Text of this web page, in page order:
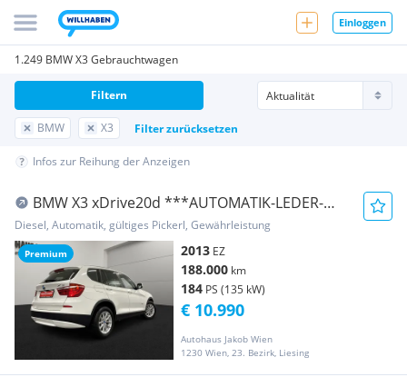
Einloggen
1.249 BMW X3 Gebrauchtwagen
BMW X3 Filter zurücksetzen
Filtern
Infos zur Reihung der Anzeigen
Premium
BMW X3 xDrive20d ***AUTOMATIK-LEDER-
TEMPOMAT-PDC***...
Diesel, Automatik, gültiges Pickerl, Gewährleistung
2013 EZ
188.000 km
184 PS (135 kW)
Autohaus Jakob Wien
1230 Wien, 23. Bezirk, Liesing
€ 10.990